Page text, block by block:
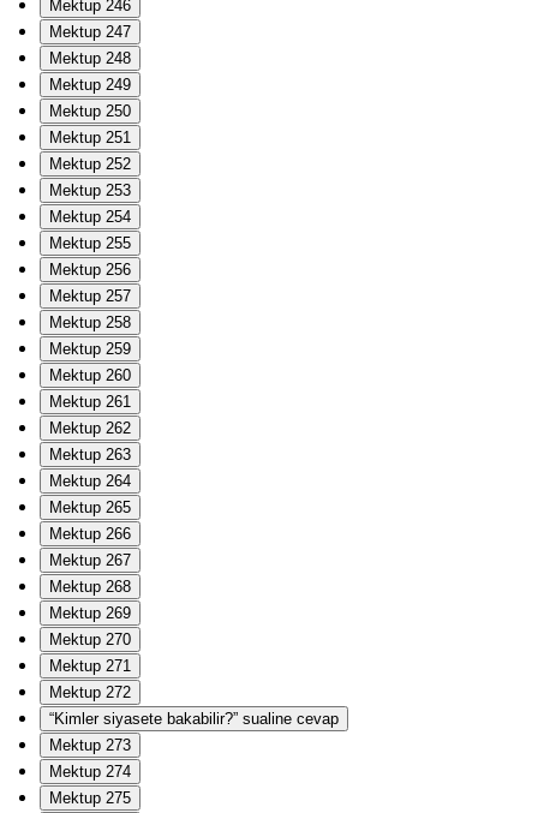
Mektup 246
Mektup 247
Mektup 248
Mektup 249
Mektup 250
Mektup 251
Mektup 252
Mektup 253
Mektup 254
Mektup 255
Mektup 256
Mektup 257
Mektup 258
Mektup 259
Mektup 260
Mektup 261
Mektup 262
Mektup 263
Mektup 264
Mektup 265
Mektup 266
Mektup 267
Mektup 268
Mektup 269
Mektup 270
Mektup 271
Mektup 272
“Kimler siyasete bakabilir?” sualine cevap
Mektup 273
Mektup 274
Mektup 275